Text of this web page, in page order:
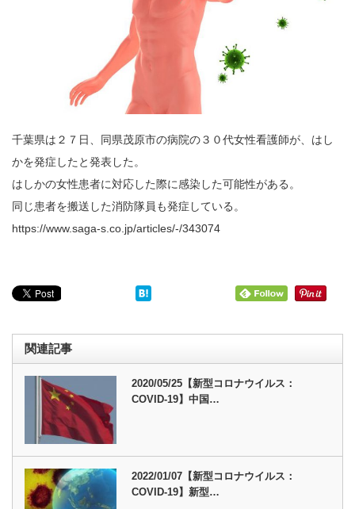
千葉県は２７日、同県茂原市の病院の３０代女性看護師が、はし
かを発症したと発表した。
はしかの女性患者に対応した際に感染した可能性がある。
同じ患者を搬送した消防隊員も発症している。
https://www.saga-s.co.jp/articles/-/343074
関連記事
2020/05/25【新型コロナウイルス：
COVID-19】中国…
2022/01/07【新型コロナウイルス：
COVID-19】新型…